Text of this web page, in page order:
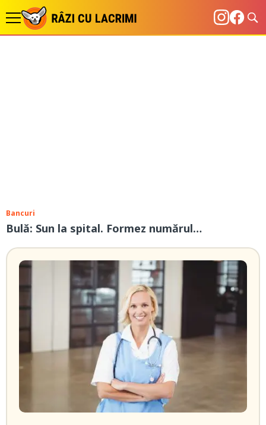
Bancuri
Bulă: Sun la spital. Formez numărul…